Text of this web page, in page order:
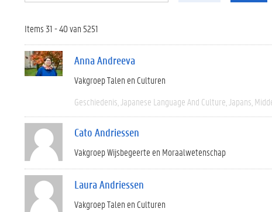
Items 31 - 40 van 5251
Anna Andreeva
Vakgroep Talen en Culturen
Geschiedenis Japanese Language And Culture Japans
Cato Andriessen
Vakgroep Wijsbegeerte en Moraalwetenschap
Laura Andriessen
Vakgroep Talen en Culturen